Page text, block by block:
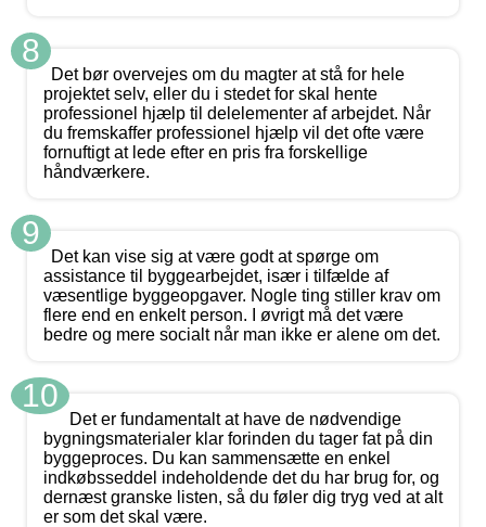
8
Det bør overvejes om du magter at stå for hele
projektet selv, eller du i stedet for skal hente
professionel hjælp til delelementer af arbejdet. Når
du fremskaffer professionel hjælp vil det ofte være
fornuftigt at lede efter en pris fra forskellige
håndværkere.
9
Det kan vise sig at være godt at spørge om
assistance til byggearbejdet, især i tilfælde af
væsentlige byggeopgaver. Nogle ting stiller krav om
flere end en enkelt person. I øvrigt må det være
bedre og mere socialt når man ikke er alene om det.
10
Det er fundamentalt at have de nødvendige
bygningsmaterialer klar forinden du tager fat på din
byggeproces. Du kan sammensætte en enkel
indkøbsseddel indeholdende det du har brug for, og
dernæst granske listen, så du føler dig tryg ved at alt
er som det skal være.